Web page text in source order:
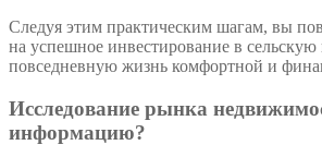
Следуя этим практическим шагам, вы
на успешное инвестирование в сельскую
повседневную жизнь комфортной и
Исследование рынка
информацию?